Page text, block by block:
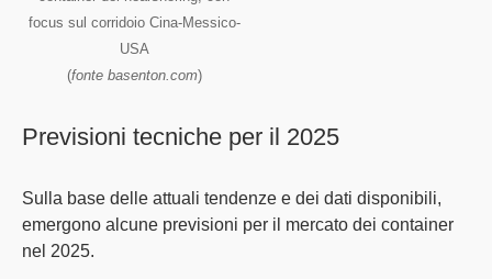
focus sul corridoio Cina-Messico-
USA
(fonte basenton.com)
Previsioni tecniche per il 2025
Sulla base delle attuali tendenze e dei dati disponibili,
emergono alcune previsioni per il mercato dei container
nel 2025.